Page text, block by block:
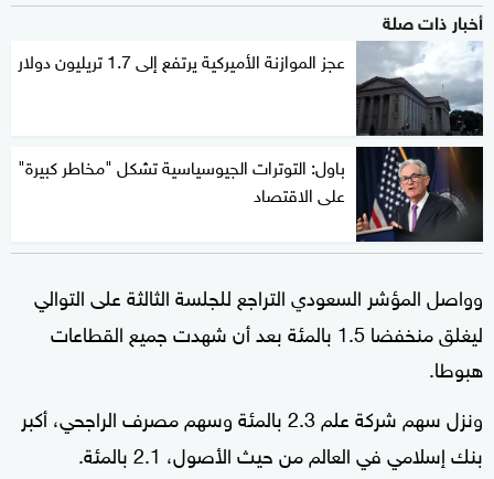
أخبار ذات صلة
عجز الموازنة الأميركية يرتفع إلى 1.7 تريليون دولار
باول: التوترات الجيوسياسية تشكل "مخاطر كبيرة"
على الاقتصاد
وواصل المؤشر السعودي التراجع للجلسة الثالثة على التوالي
ليغلق منخفضا 1.5 بالمئة بعد أن شهدت جميع القطاعات
هبوطا.
ونزل سهم شركة علم 2.3 بالمئة وسهم مصرف الراجحي، أكبر
بنك إسلامي في العالم من حيث الأصول، 2.1 بالمئة.